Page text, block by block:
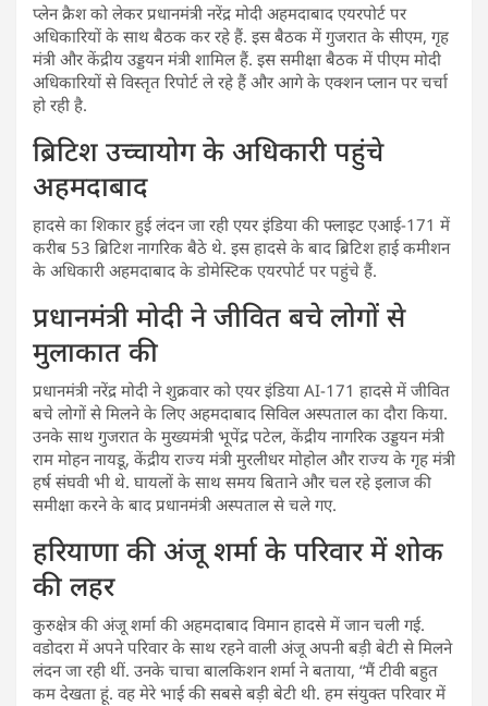
प्लेन क्रैश को लेकर प्रधानमंत्री नरेंद्र मोदी अहमदाबाद एयरपोर्ट पर
अधिकारियों के साथ बैठक कर रहे हैं. इस बैठक में गुजरात के सीएम, गृह
मंत्री और केंद्रीय उड्डयन मंत्री शामिल हैं. इस समीक्षा बैठक में पीएम मोदी
अधिकारियों से विस्तृत रिपोर्ट ले रहे हैं और आगे के एक्शन प्लान पर चर्चा
हो रही है.
ब्रिटिश उच्चायोग के अधिकारी पहुंचे
अहमदाबाद
हादसे का शिकार हुई लंदन जा रही एयर इंडिया की फ्लाइट एआई-171 में
करीब 53 ब्रिटिश नागरिक बैठे थे. इस हादसे के बाद ब्रिटिश हाई कमीशन
के अधिकारी अहमदाबाद के डोमेस्टिक एयरपोर्ट पर पहुंचे हैं.
प्रधानमंत्री मोदी ने जीवित बचे लोगों से
मुलाकात की
प्रधानमंत्री नरेंद्र मोदी ने शुक्रवार को एयर इंडिया AI-171 हादसे में जीवित
बचे लोगों से मिलने के लिए अहमदाबाद सिविल अस्पताल का दौरा किया.
उनके साथ गुजरात के मुख्यमंत्री भूपेंद्र पटेल, केंद्रीय नागरिक उड्डयन मंत्री
राम मोहन नायडू, केंद्रीय राज्य मंत्री मुरलीधर मोहोल और राज्य के गृह मंत्री
हर्ष संघवी भी थे. घायलों के साथ समय बिताने और चल रहे इलाज की
समीक्षा करने के बाद प्रधानमंत्री अस्पताल से चले गए.
हरियाणा की अंजू शर्मा के परिवार में शोक
की लहर
कुरुक्षेत्र की अंजू शर्मा की अहमदाबाद विमान हादसे में जान चली गई.
वडोदरा में अपने परिवार के साथ रहने वाली अंजू अपनी बड़ी बेटी से मिलने
लंदन जा रही थीं. उनके चाचा बालकिशन शर्मा ने बताया, “मैं टीवी बहुत
कम देखता हूं. वह मेरे भाई की सबसे बड़ी बेटी थी. हम संयुक्त परिवार में